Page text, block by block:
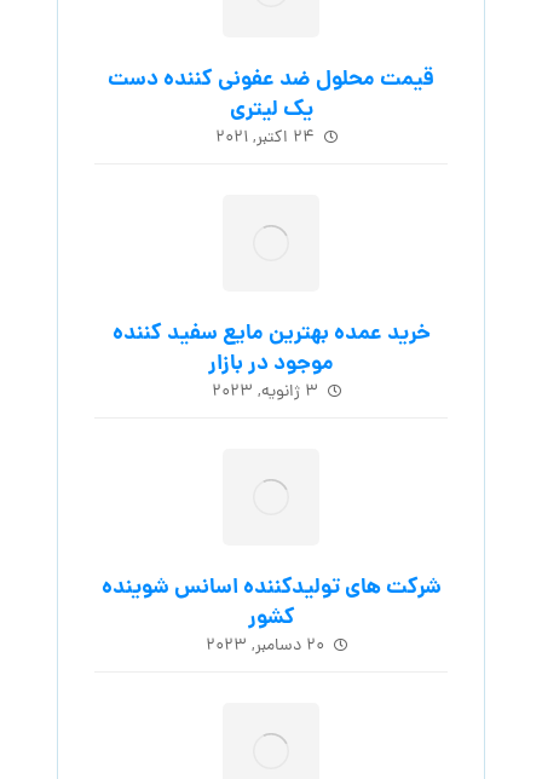
قیمت محلول ضد عفونی کننده دست
یک لیتری
۲۴ اکتبر, ۲۰۲۱
خرید عمده بهترین مایع سفید کننده
موجود در بازار
۳ ژانویه, ۲۰۲۳
شرکت های تولیدکننده اسانس شوینده
کشور
۲۰ دسامبر, ۲۰۲۳